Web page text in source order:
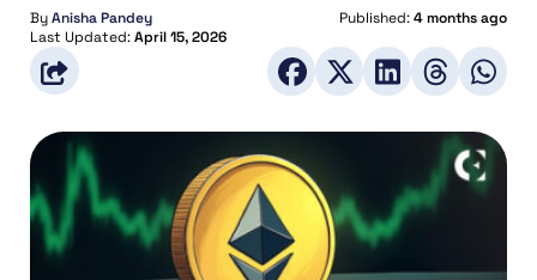
ByAnisha Pandey Published:4 months ago
Last Updated:April 15, 2026